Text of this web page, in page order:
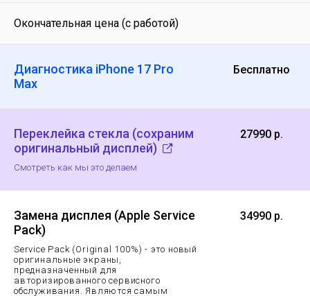
Окончательная цена (с работой)
Диагностика iPhone 17 Pro
Max
Бесплатно
Переклейка стекла (сохраним
оригинальный дисплей)
Смотреть как мы это делаем
27990 р.
Замена дисплея (Apple Service
Pack)
Service Pack (Original 100%) - это новый
оригинальные экраны,
предназначенный для
авторизированного сервисного
обслуживания. Являются самым
34990 р.